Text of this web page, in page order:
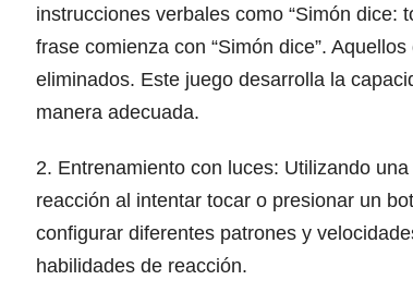
instrucciones verbales como “Simón dice:
frase comienza con “Simón dice”.
eliminados. Este juego desarrolla la
manera adecuada.
2. Entrenamiento con luces: Utilizando
reacción al intentar tocar o presionar un
configurar diferentes patrones y
habilidades de reacción.